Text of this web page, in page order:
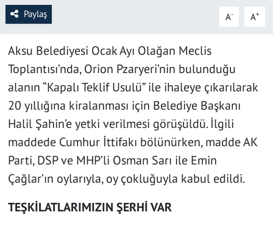
Paylaş A- A+
Aksu Belediyesi Ocak Ayı Olağan Meclis
Toplantısı’nda, Orion Pzaryeri’nin bulunduğu
alanın “Kapalı Teklif Usulü” ile ihaleye çıkarılarak
20 yıllığına kiralanması için Belediye Başkanı
Halil Şahin’e yetki verilmesi görüşüldü. İlgili
maddede Cumhur İttifakı bölünürken, madde AK
Parti, DSP ve MHP’li Osman Sarı ile Emin
Çağlar’ın oylarıyla, oy çokluğuyla kabul edildi.
TEŞKİLATLARIMIZIN ŞERHİ VAR